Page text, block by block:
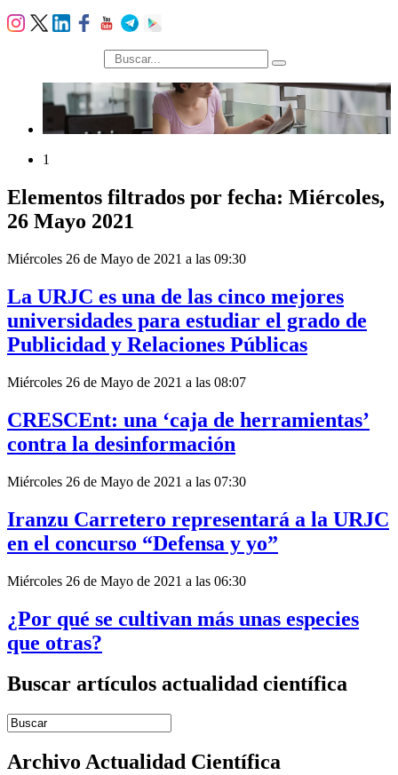
búsqueda
1
Elementos filtrados por fecha: Miércoles,
26 Mayo 2021
Miércoles 26 de Mayo de 2021 a las 09:30
La URJC es una de las cinco mejores
universidades para estudiar el grado de
Publicidad y Relaciones Públicas
Miércoles 26 de Mayo de 2021 a las 08:07
CRESCEnt: una ‘caja de herramientas’
contra la desinformación
Miércoles 26 de Mayo de 2021 a las 07:30
Iranzu Carretero representará a la URJC
en el concurso “Defensa y yo”
Miércoles 26 de Mayo de 2021 a las 06:30
¿Por qué se cultivan más unas especies
que otras?
Buscar artículos actualidad científica
Introduce términos de búsqueda
Archivo Actualidad Científica